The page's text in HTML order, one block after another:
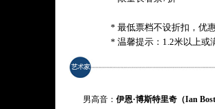
* 最低票档不设折扣，优
* 温馨提示：1.2米以上或
男高音： 伊恩·博斯特里奇（Ian